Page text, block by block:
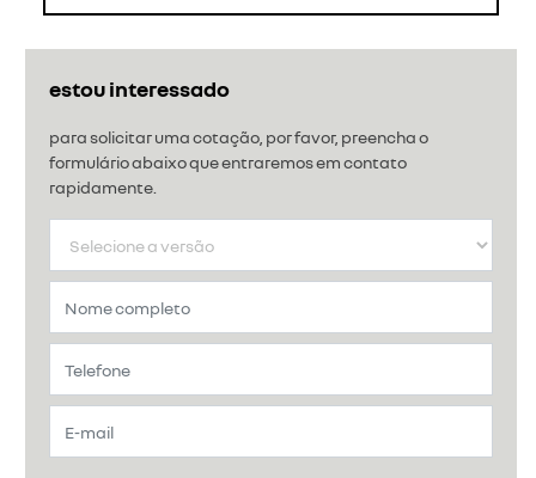
estou interessado
para solicitar uma cotação, por favor, preencha o
formulário abaixo que entraremos em contato
rapidamente.